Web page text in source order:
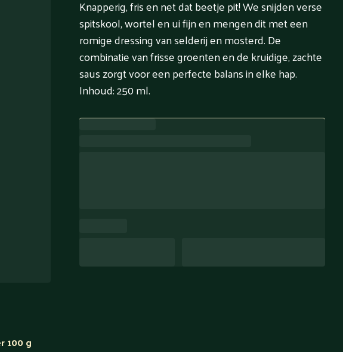
100 g
Knapperig, fris en net dat beetje pit! We snijden verse
spitskool, wortel en ui fijn en mengen dit met een
romige dressing van selderij en mosterd. De
combinatie van frisse groenten en de kruidige, zachte
saus zorgt voor een perfecte balans in elke hap.
Inhoud: 250 ml.